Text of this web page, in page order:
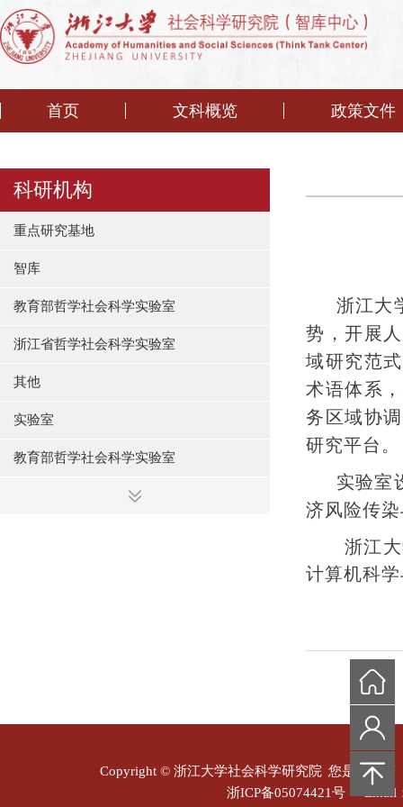
首页 文科概览 政策文件
科研机构
重点研究基地
智库
教育部哲学社会科学实验室
浙江省哲学社会科学实验室
其他
实验室
教育部哲学社会科学实验室
浙江省哲学社会科学实验室
浙江大
势，开展
域研究范
术语体系
务区域协
研究平台。
实验室
济风险传
浙江
计算机科
Copyright © 浙江大学社会科学研究院 您是本站第
浙ICP备05074421号